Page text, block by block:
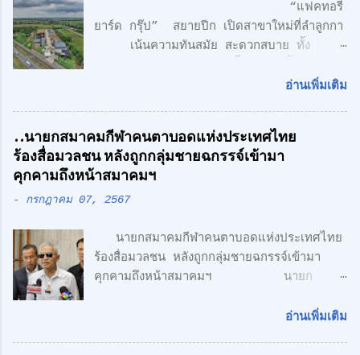
“แฟคทอรี่
ยาร์ด กรุ๊ป” สยายปีก เปิดสาขาใหม่ที่ลำลูกกา
เน้นความทันสมัย สะดวกสบาย ทั้ง
สไตล์ Modern Loft แฟคทอรี่ ยาร์ด กรุ๊ป
ศักดิ์สิทธิ์ คูณรัตนศิริ และชุติพนธ์ กิตติเกษม
ศักดิ์ เปิดตัวสาชาเพิ่มที่ลำลูกกา เน้นความทัน
สมัย สะดวกสบาย ทั้ง โรงงาน พร้อมออฟฟิศ 3
ชั้น + 1 ชั้นลอย สไตล์ Modern Loft โดย
นาที จากรถไฟฟ้า สายสีเขียว ด้าน CONCEPT
ของโครงการ "Simplicity is the
Ultimate Sophistication" -
ความเรียบง่าย คือ สูงสุดแห่งสุนทรียภาพ เรา
อ่านเพิ่มเติม
..นายกสมาคมกีฬาคนตาบอดแห่งประเทศไทย
ร้องสื่อมวลชน หลังถูกกลุ่มชายฉกรรจ์เข้ามา
คุกคามถึงหน้าสมาคมฯ
- กรกฎาคม 07, 2567
นายกสมาคมกีฬาคนตาบอดแห่งประเทศไทย
ร้องสื่อมวลชน หลังถูกกลุ่มชายฉกรรจ์เข้ามา
คุกคามถึงหน้าสมาคมฯ นายก
สื่อมวลชน หลังถูกกลุ่มชายฉกรรจ์เข้ามาคุกคาม
อ่านเพิ่มเติม